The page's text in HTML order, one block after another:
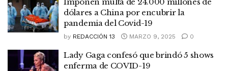
dólares a China por encubrir la
pandemia del Covid-19
by REDACCIÓN 13 MARZO 9, 2025 0
Lady Gaga confesó que brindó 5 shows
enferma de COVID-19